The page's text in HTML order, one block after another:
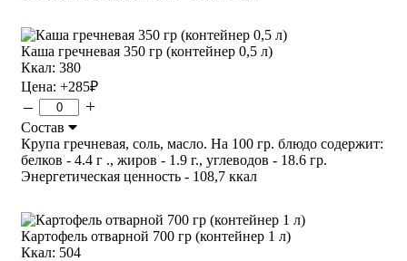
Каша гречневая 350 гр (контейнер 0,5 л)
Ккал: 380
Цена: +285₽
– +
Состав
Крупа гречневая, соль, масло. На 100 гр. блюдо содержит:
белков - 4.4 г ., жиров - 1.9 г., углеводов - 18.6 гр.
Энергетическая ценность - 108,7 ккал
Картофель отварной 700 гр (контейнер 1 л)
Ккал: 504